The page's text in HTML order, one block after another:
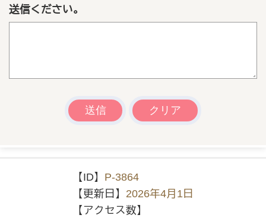
送信ください。
【ID】 P-3864
【更新日】 2026年4月1日
【アクセス数】